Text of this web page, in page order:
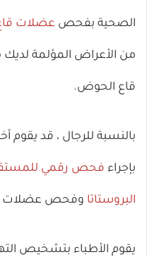
الصحية بفحص عضلات
من الأعراض المؤلمة
قاع الحوض.
بالنسبة للرجال ، قد يقوم
بإجراء فحص رقمي
البروستاتا وفحص عضلات
يقوم الأطباء بتشخيص